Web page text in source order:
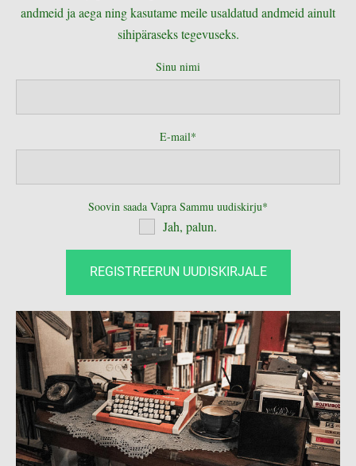
andmeid ja aega ning kasutame meile usaldatud andmeid ainult
sihipäraseks tegevuseks.
Sinu nimi
E-mail
Soovin saada Vapra Sammu uudiskirju
Jah, palun.